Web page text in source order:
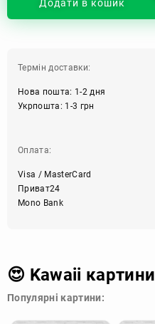
Додати в кошик
Термін доставки:
Нова пошта: 1-2 дня
Укрпошта: 1-3 грн
Оплата:
Visa / MasterCard
Приват24
Mono Bank
😍 Kawaii картини
Популярні картини: